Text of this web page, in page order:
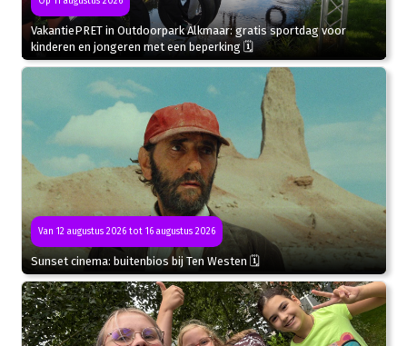
VakantiePRET in Outdoorpark Alkmaar: gratis sportdag voor
kinderen en jongeren met een beperking 🗓
Van 12 augustus 2026 tot 16 augustus 2026
Sunset cinema: buitenbios bij Ten Westen 🗓